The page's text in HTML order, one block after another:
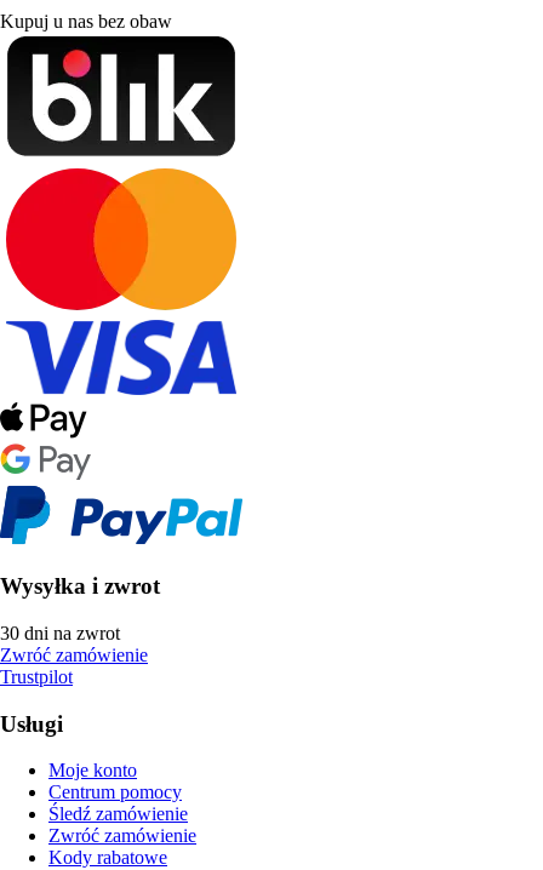
Kupuj u nas bez obaw
Wysyłka i zwrot
30 dni na zwrot
Zwróć zamówienie
Trustpilot
Usługi
Moje konto
Centrum pomocy
Śledź zamówienie
Zwróć zamówienie
Kody rabatowe